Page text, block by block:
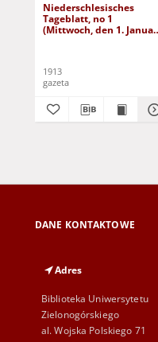
Niederschlesisches
Tageblatt, no 1
(Mittwoch, den 1. Januar
1913
gazeta
DANE KONTAKTOWE
Adres
Biblioteka Uniwersytetu
Zielonogórskiego
al. Wojska Polskiego 71